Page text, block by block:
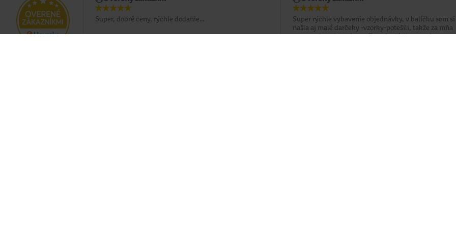
Super, dobré ceny, rýchle dodanie...
Super rýchle vybavenie objednávky, v balíčku som si
našla aj malé darčeky -vzorky-potešili, takže za mňa
super,rada nakupujem v Teta drogérii cez e-shop